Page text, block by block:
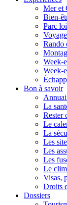
Mer et
Bien-
Parc
Rando
Week-
Week-
Bon à savoir
La
Rester
Le
La
Les
Les
Les
Le
Visas,
Droits
Dossiers